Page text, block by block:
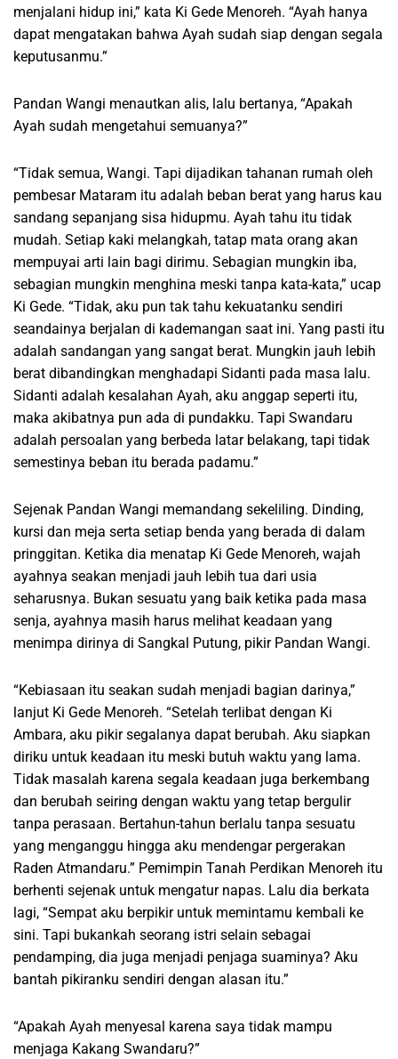
menjalani hidup ini,” kata Ki Gede Menoreh. “Ayah hanya
dapat mengatakan bahwa Ayah sudah siap dengan segala
keputusanmu.”
Pandan Wangi menautkan alis, lalu bertanya, “Apakah
Ayah sudah mengetahui semuanya?”
“Tidak semua, Wangi. Tapi dijadikan tahanan rumah oleh
pembesar Mataram itu adalah beban berat yang harus kau
sandang sepanjang sisa hidupmu. Ayah tahu itu tidak
mudah. Setiap kaki melangkah, tatap mata orang akan
mempuyai arti lain bagi dirimu. Sebagian mungkin iba,
sebagian mungkin menghina meski tanpa kata-kata,” ucap
Ki Gede. “Tidak, aku pun tak tahu kekuatanku sendiri
seandainya berjalan di kademangan saat ini. Yang pasti itu
adalah sandangan yang sangat berat. Mungkin jauh lebih
berat dibandingkan menghadapi Sidanti pada masa lalu.
Sidanti adalah kesalahan Ayah, aku anggap seperti itu,
maka akibatnya pun ada di pundakku. Tapi Swandaru
adalah persoalan yang berbeda latar belakang, tapi tidak
semestinya beban itu berada padamu.”
Sejenak Pandan Wangi memandang sekeliling. Dinding,
kursi dan meja serta setiap benda yang berada di dalam
pringgitan. Ketika dia menatap Ki Gede Menoreh, wajah
ayahnya seakan menjadi jauh lebih tua dari usia
seharusnya. Bukan sesuatu yang baik ketika pada masa
senja, ayahnya masih harus melihat keadaan yang
menimpa dirinya di Sangkal Putung, pikir Pandan Wangi.
“Kebiasaan itu seakan sudah menjadi bagian darinya,”
lanjut Ki Gede Menoreh. “Setelah terlibat dengan Ki
Ambara, aku pikir segalanya dapat berubah. Aku siapkan
diriku untuk keadaan itu meski butuh waktu yang lama.
Tidak masalah karena segala keadaan juga berkembang
dan berubah seiring dengan waktu yang tetap bergulir
tanpa perasaan. Bertahun-tahun berlalu tanpa sesuatu
yang menganggu hingga aku mendengar pergerakan
Raden Atmandaru.” Pemimpin Tanah Perdikan Menoreh itu
berhenti sejenak untuk mengatur napas. Lalu dia berkata
lagi, “Sempat aku berpikir untuk memintamu kembali ke
sini. Tapi bukankah seorang istri selain sebagai
pendamping, dia juga menjadi penjaga suaminya? Aku
bantah pikiranku sendiri dengan alasan itu.”
“Apakah Ayah menyesal karena saya tidak mampu
menjaga Kakang Swandaru?”